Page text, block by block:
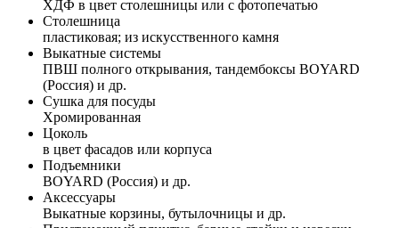
ХДФ в цвет столешницы или с фотопечатью
Столешница
пластиковая; из искусственного камня
Выкатные системы
ПВШ полного открывания, тандембоксы BOYARD
(Россия) и др.
Сушка для посуды
Хромированная
Цоколь
в цвет фасадов или корпуса
Подъемники
BOYARD (Россия) и др.
Аксессуары
Выкатные корзины, бутылочницы и др.